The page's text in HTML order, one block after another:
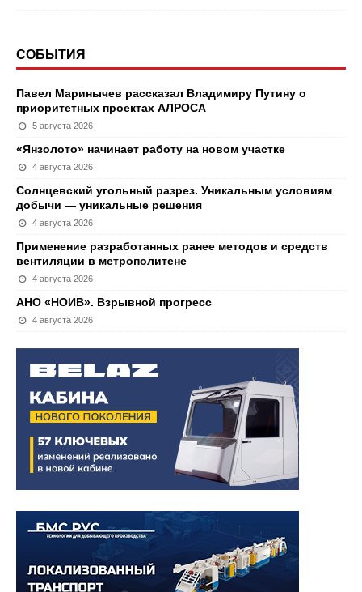
СОБЫТИЯ
Павел Маринычев рассказал Владимиру Путину о
приоритетных проектах АЛРОСА
5 августа 2026
«Янзолото» начинает работу на новом участке
4 августа 2026
Солнцевский угольный разрез. Уникальным условиям
добычи — уникальные решения
4 августа 2026
Применение разработанных ранее методов и средств
вентиляции в метрополитене
4 августа 2026
АНО «НОИВ». Взрывной прогресс
4 августа 2026